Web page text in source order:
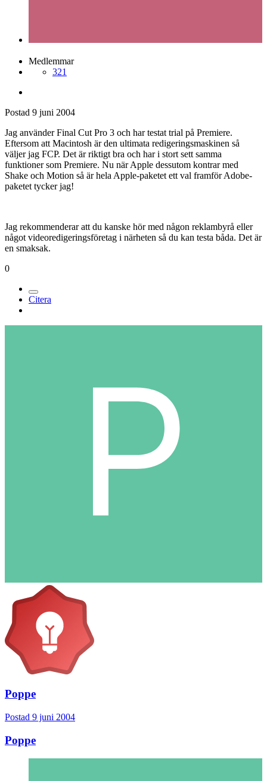
Medlemmar
321
Postad 9 juni 2004
Jag använder Final Cut Pro 3 och har testat trial på Premiere.
Eftersom att Macintosh är den ultimata redigeringsmaskinen så
väljer jag FCP. Det är riktigt bra och har i stort sett samma
funktioner som Premiere. Nu när Apple dessutom kontrar med
Shake och Motion så är hela Apple-paketet ett val framför Adobe-
paketet tycker jag!
Jag rekommenderar att du kanske hör med någon reklambyrå eller
något videoredigeringsföretag i närheten så du kan testa båda. Det är
en smaksak.
0
Citera
Poppe
Postad 9 juni 2004
Poppe